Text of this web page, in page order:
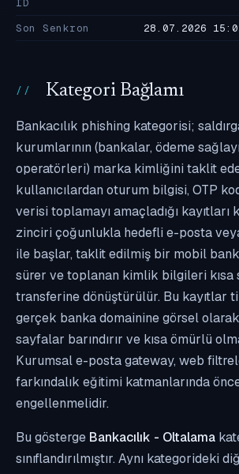
Son Senkron 28.07.2026
Kategori Bağlamı
Bankacılık phishing kategorisi;
kurumlarının (bankalar, ödeme
operatörleri) marka kimliğini taklit
kullanıcılardan oturum bilgisi, OTP
verisi toplamayı amaçladığı kayıtları
zinciri çoğunlukla hedefli e-posta
ile başlar, taklit edilmiş bir mobil
sürer ve toplanan kimlik bilgileri kısa
transferine dönüştürülür. Bu kayıtlar
gerçek banka domainine görsel
sayfalar barındırır ve kısa ömürlü
Kurumsal e-posta gateway, web
farkındalık eğitimi katmanlarında
engellenmelidir.
Bu gösterge Bankacılık - Oltalama
sınıflandırılmıştır. Aynı kategorideki